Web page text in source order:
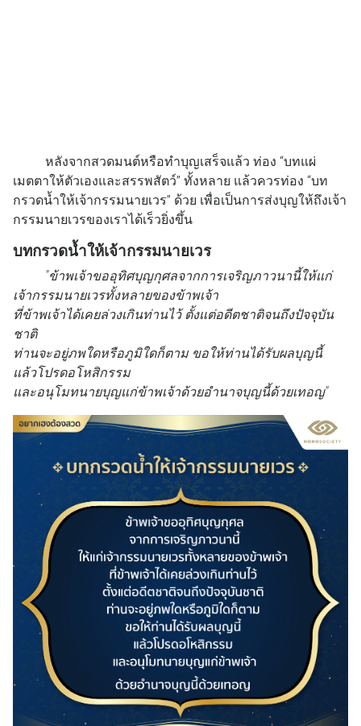
หลังจากสวดมนต์หรือทำบุญเสร็จแล้ว ท่อง “บทแผ่
เมตตาให้ตัวเองและสรรพสัตว์” ทั้งหลาย แล้วควรท่อง “บท
กรวดน้ำให้เจ้ากรรมนายเวร” ด้วย เพื่อเป็นการส่งบุญให้ถึงเจ้า
กรรมนายเวรของเราได้เร็วยิ่งขึ้น
บทกรวดน้ำให้เจ้ากรรมนายเวร
"ข้าพเจ้าขออุทิศบุญกุศลจากการเจริญภาวนานี้ให้แก่
เจ้ากรรมนายเวรทั้งหลายของข้าพเจ้า
ที่ข้าพเจ้าได้เคยล่วงเกินท่านไว้ ตั้งแต่อดีตชาติจนถึงปัจจุบัน
ชาติ
ท่านจะอยู่ภพใดหรือภูมิใดก็ตาม ขอให้ท่านได้รับผลบุญนี้
แล้วโปรดอโหสิกรรม
และอนุโมทนายบุญแก่ข้าพเจ้าด้วยอำนาจบุญนี้ด้วยเทอญ"